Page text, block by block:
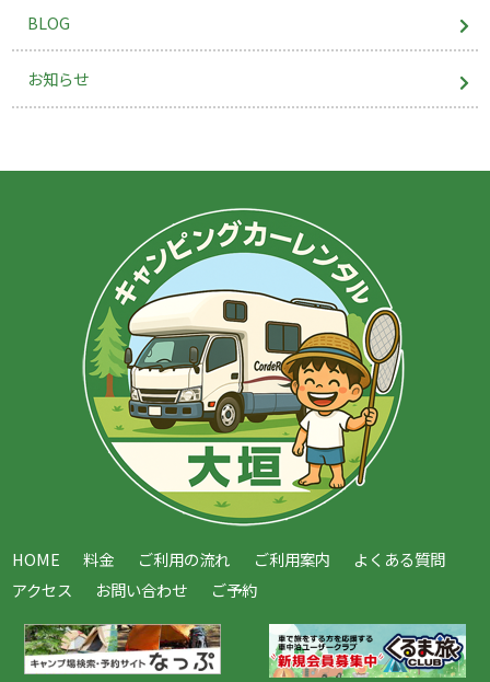
BLOG
お知らせ
HOME 料金 ご利用の流れ ご利用案内
よくある質問
アクセス
お問い合わせ ご予約